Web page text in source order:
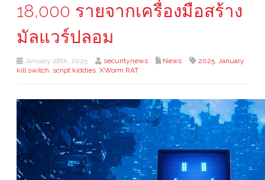
18,000 รายจากเครื่องมือสร้าง
มัลแวร์ปลอม
January 28th, 2025 securitynews News 2025, January,
kill switch, script kiddies, XWorm RAT